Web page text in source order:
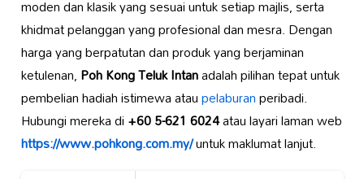
moden dan klasik yang sesuai untuk setiap majlis, serta
khidmat pelanggan yang profesional dan mesra. Dengan
harga yang berpatutan dan produk yang berjaminan
ketulenan,Poh Kong Teluk Intanadalah pilihan tepat untuk
pembelian hadiah istimewa ataupelaburanperibadi.
Hubungi mereka di+60 5-621 6024atau layari laman web
https://www.pohkong.com.my/untuk maklumat lanjut.